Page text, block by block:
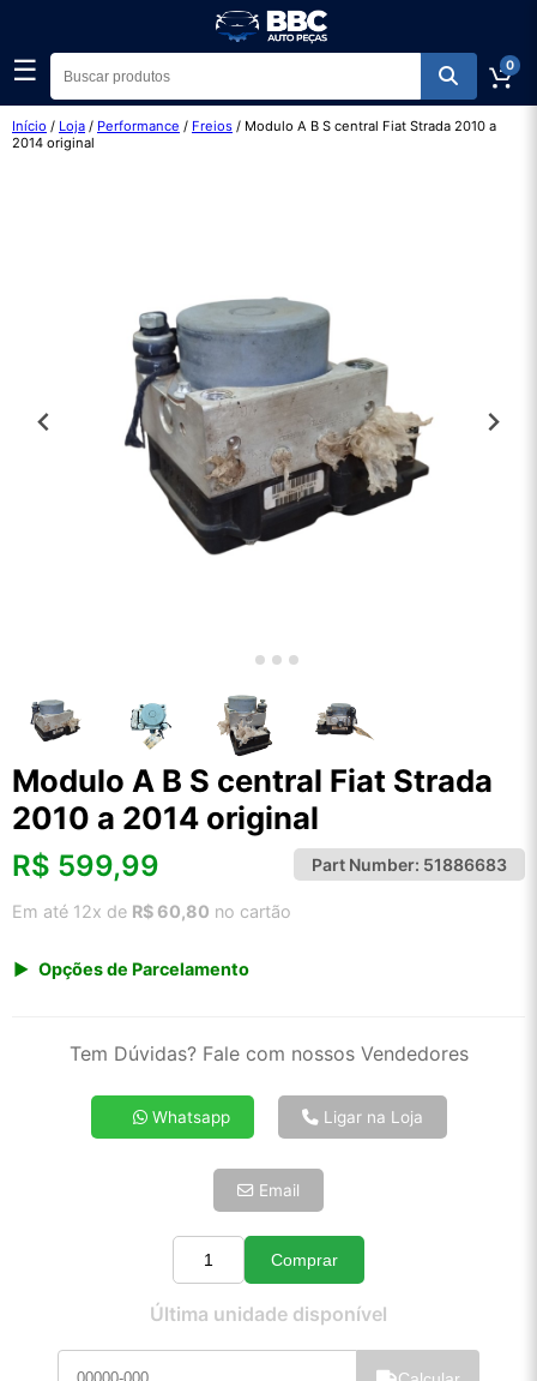
☰ 0
Início / Loja / Performance / Freios / Modulo A B S central Fiat Strada 2010 a
2014 original
Modulo A B S central Fiat Strada
2010 a 2014 original
R$ 599,99 Part Number: 51886683
Em até 12x de R$ 60,80 no cartão
Opções de Parcelamento
2x de R$ 322,91
4x de R$ 166,29
5x de R$ 134,77
Tem Dúvidas? Fale com nossos Vendedores
Whatsapp Ligar na Loja
Email
Quantidade
Comprar
Última unidade disponível